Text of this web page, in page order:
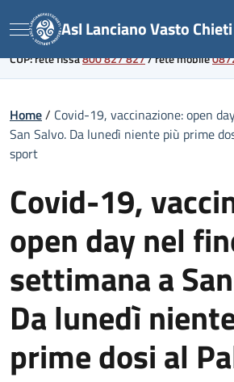
to
content
Link al portale sanitario regionale
Menu Asl Lanciano Vasto Chieti
CUP: rete fissa800 827 827/rete mobile
Home/ Covid-19, vaccinazione: open
San Salvo. Da lunedì niente più prime
sport
Covid-19,
open day nel
settimana a
Da lunedì
prime dosi al